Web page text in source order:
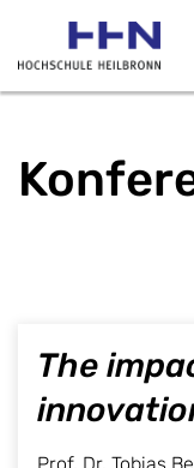
The
Prof. Dr. Tobias